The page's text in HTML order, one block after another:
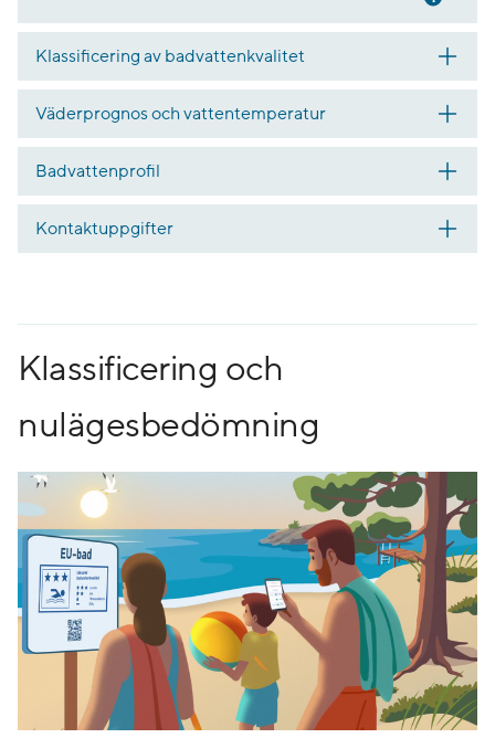
Klassificering av badvattenkvalitet
Väderprognos och vattentemperatur
Badvattenprofil
Kontaktuppgifter
Klassificering och
nulägesbedömning